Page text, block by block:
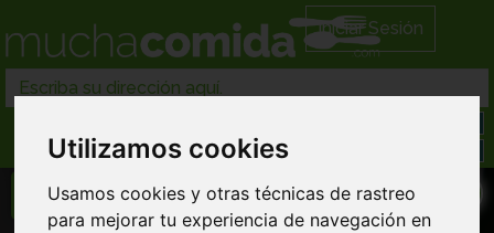
Utilizamos cookies
Usamos cookies y otras técnicas de rastreo
para mejorar tu experiencia de navegación en
Iniciar Sesión